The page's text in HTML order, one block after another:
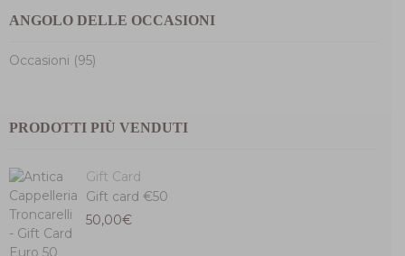
ANGOLO DELLE OCCASIONI
Occasioni (95)
PRODOTTI PIÙ VENDUTI
Gift Card
Gift card €50
50,00€